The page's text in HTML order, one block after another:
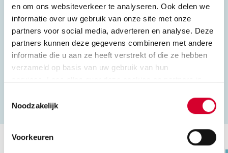
en om ons websiteverkeer te analyseren. Ook delen we
informatie over uw gebruik van onze site met onze
partners voor social media, adverteren en analyse. Deze
partners kunnen deze gegevens combineren met andere
informatie die u aan ze heeft verstrekt of die ze hebben
verzameld op basis van uw gebruik van hun
Noodzakelijk
Voorkeuren
Met keuzedelen kan je verbreden en
verdiepen. Bijvoorbeeld:
Duurzaamheid
Inspelen op innovaties
Duits